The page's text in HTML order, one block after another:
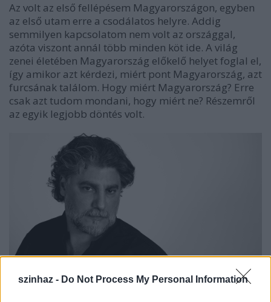
szinhaz - Do Not Process My Personal Information
Az volt az első fellépésem Magyarországon, egyben
az első utam erre a csodálatos helyre. Addig
semmilyen kapcsolatom nem volt az országgal,
azóta viszont annál több minden köt ide. A világ
zenei életében Magyarország előkelő helyet foglal el,
így amikor azt kérdezi, miért pont Magyarország, azt
furcsának találom. Hogy miért Magyarország? Erre
csak azt tudom mondani, hogy miért ne? Részemről
az egyik legjobb döntés volt.
José Cura (fotó: Zoe Cura)